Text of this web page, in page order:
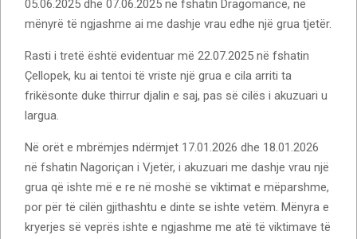
05.06.2025 dhe 07.06.2025 në fshatin Dragomancë, në
mënyrë të ngjashme ai me dashje vrau edhe një grua tjetër.
Rasti i tretë është evidentuar më 22.07.2025 në fshatin
Çellopek, ku ai tentoi të vriste një grua e cila arriti ta
frikësonte duke thirrur djalin e saj, pas së cilës i akuzuari u
largua.
Në orët e mbrëmjes ndërmjet 17.01.2026 dhe 18.01.2026
në fshatin Nagoriçan i Vjetër, i akuzuari me dashje vrau një
grua që ishte më e re në moshë se viktimat e mëparshme,
por për të cilën gjithashtu e dinte se ishte vetëm. Mënyra e
kryerjes së veprës ishte e ngjashme me atë të viktimave të